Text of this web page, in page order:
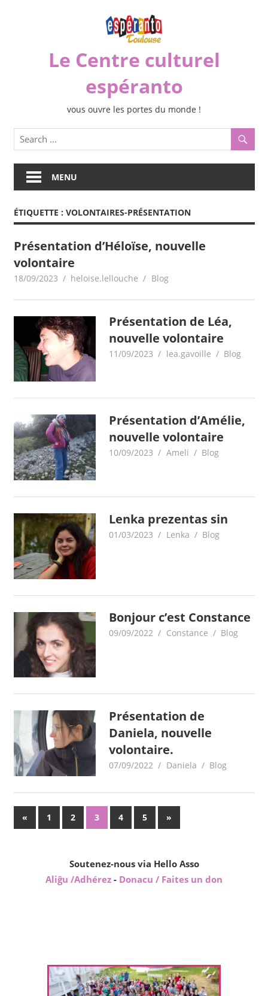
Le Centre culturel
espéranto
vous ouvre les portes du monde !
MENU
ÉTIQUETTE : VOLONTAIRES-PRÉSENTATION
Présentation d’Héloïse, nouvelle
volontaire
18/09/2023 heloise.lellouche Blog
Présentation de Léa,
nouvelle volontaire
11/09/2023 lea.gavoille Blog
Présentation d’Amélie,
nouvelle volontaire
10/09/2023 Ameli Blog
Lenka prezentas sin
01/03/2023 Lenka Blog
Bonjour c’est Constance
09/09/2022 Constance Blog
Présentation de
Daniela, nouvelle
volontaire.
07/09/2022 Daniela Blog
Pagination
publications
«Previous
Posts
1 2 3 4 5
Next
Posts
»
Soutenez-nous via Hello Asso
Aliĝu /Adhérez - Donacu / Faites un don